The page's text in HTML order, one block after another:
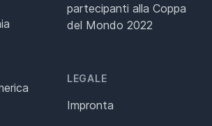
partecipanti alla Coppa
del Mondo 2022
LEGALE
Impronta